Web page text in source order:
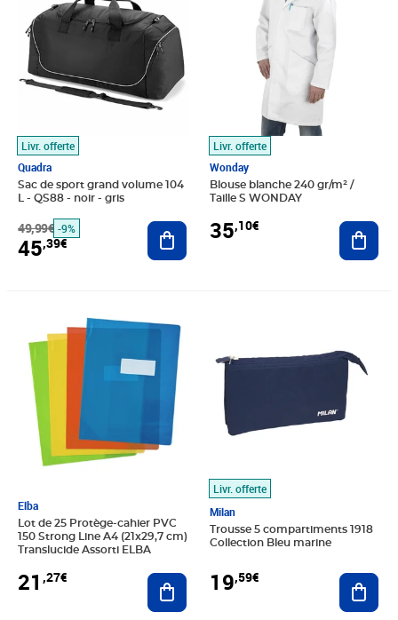
Livr. offerte
Quadra
Sac de sport grand volume 104
L - QS88 - noir - gris
49,99€ -9%
45,39€
Ajouter au panier
Livr. offerte
Wonday
Blouse blanche 240 gr/m² /
Taille S WONDAY
35,10€
Elba
Lot de 25 Protège-cahier PVC
150 Strong Line A4 (21x29,7 cm)
Translucide Assorti ELBA
21 ,27€ Ajouter au panier
Livr. offerte
Milan
Trousse 5 compartiments 1918
Collection Bleu marine
19,59€